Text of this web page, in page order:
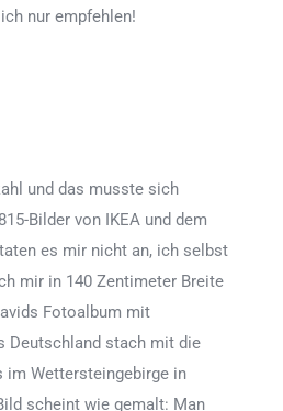
nur empfehlen!
und das musste sich
Bilder von IKEA und dem
es mir nicht an, ich selbst
mir in 140 Zentimeter Breite
Fotoalbum mit
Deutschland stach mit die
im Wettersteingebirge in
scheint wie gemalt: Man